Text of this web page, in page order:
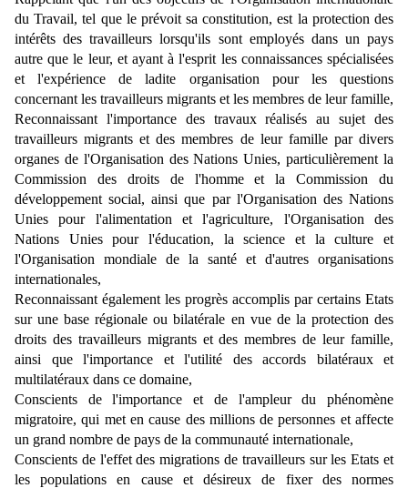
du Travail, tel que le prévoit sa constitution, est la protection des
intérêts des travailleurs lorsqu'ils sont employés dans un pays
autre que le leur, et ayant à l'esprit les connaissances spécialisées
et l'expérience de ladite organisation pour les questions
concernant les travailleurs migrants et les membres de leur famille,
Reconnaissant l'importance des travaux réalisés au sujet des
travailleurs migrants et des membres de leur famille par divers
organes de l'Organisation des Nations Unies, particulièrement la
Commission des droits de l'homme et la Commission du
développement social, ainsi que par l'Organisation des Nations
Unies pour l'alimentation et l'agriculture, l'Organisation des
Nations Unies pour l'éducation, la science et la culture et
l'Organisation mondiale de la santé et d'autres organisations
internationales,
Reconnaissant également les progrès accomplis par certains Etats
sur une base régionale ou bilatérale en vue de la protection des
droits des travailleurs migrants et des membres de leur famille,
ainsi que l'importance et l'utilité des accords bilatéraux et
multilatéraux dans ce domaine,
Conscients de l'importance et de l'ampleur du phénomène
migratoire, qui met en cause des millions de personnes et affecte
un grand nombre de pays de la communauté internationale,
Conscients de l'effet des migrations de travailleurs sur les Etats et
les populations en cause et désireux de fixer des normes